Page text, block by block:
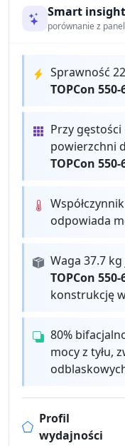
Smart
porównanie z
Sprawność
TOPCon 550-
Przy
powierzchni
TOPCon 550-
odpowiada
Waga 37.7
TOPCon 550-
konstrukcję
80%
mocy z tyłu,
Profil
wydajności